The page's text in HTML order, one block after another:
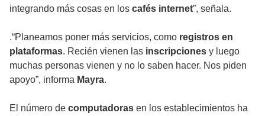
integrando más cosas en los cafés internet”, señala.
.“Planeamos poner más servicios, como registros en
plataformas. Recién vienen las inscripciones y luego
muchas personas vienen y no lo saben hacer. Nos piden
apoyo”, informa Mayra.
El número de computadoras en los establecimientos ha